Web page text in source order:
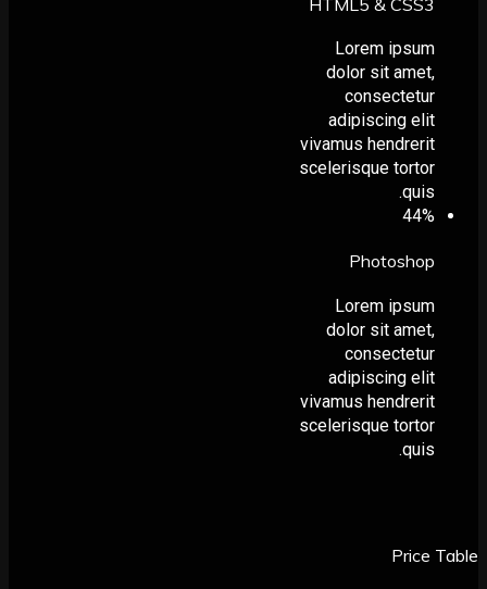
Lorem ipsum
dolor sit amet,
consectetur
adipiscing elit
vivamus hendrerit
scelerisque tortor
44
Photoshop
Lorem ipsum
dolor sit amet,
consectetur
adipiscing elit
vivamus hendrerit
scelerisque tortor
Price